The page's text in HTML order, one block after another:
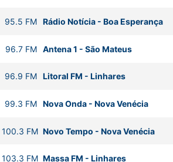
95.5 FM Rádio Notícia- Boa Esperança
96.7 FM Antena 1 - São Mateus
96.9 FM Litoral FM - Linhares
99.3 FM Nova Onda- Nova Venécia
100.3 FM Novo Tempo - Nova Venécia
103.3 FM Massa FM - Linhares